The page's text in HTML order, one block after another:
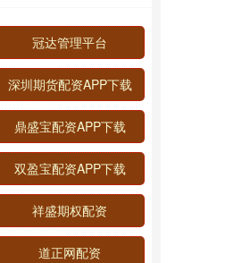
冠达管理平台
深圳期货配资APP下载
鼎盛宝配资APP下载
双盈宝配资APP下载
祥盛期权配资
道正网配资